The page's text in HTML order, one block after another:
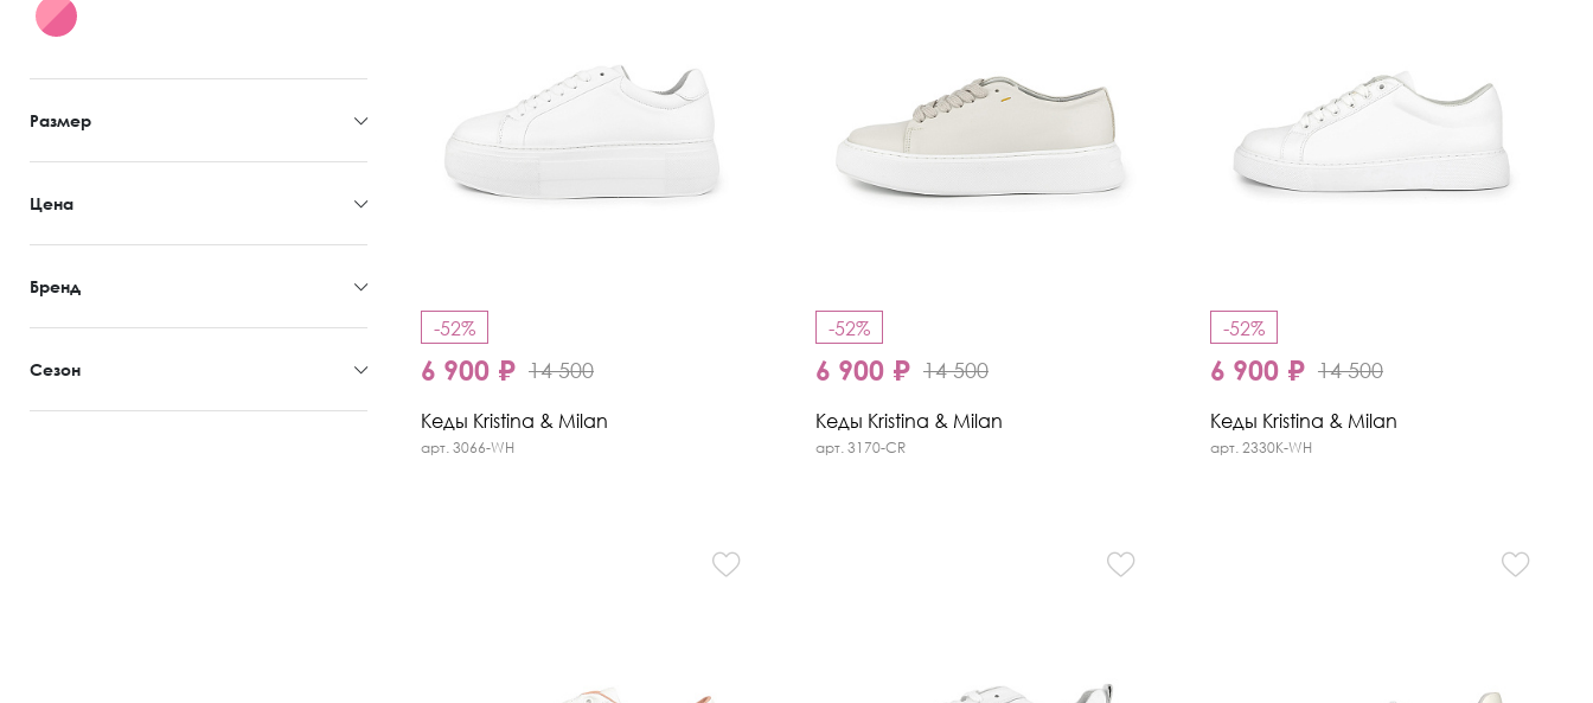
Размер
Цена
Бренд
Сезон
-52%
6 900 ₽ 14 500
Кеды Kristina & Milan
арт. 3066-WH
-52%
6 900 ₽ 14 500
Кеды Kristina & Milan
арт. 3170-CR
-52%
6 900 ₽ 14 500
Кеды Kristina & Milan
арт. 2330K-WH